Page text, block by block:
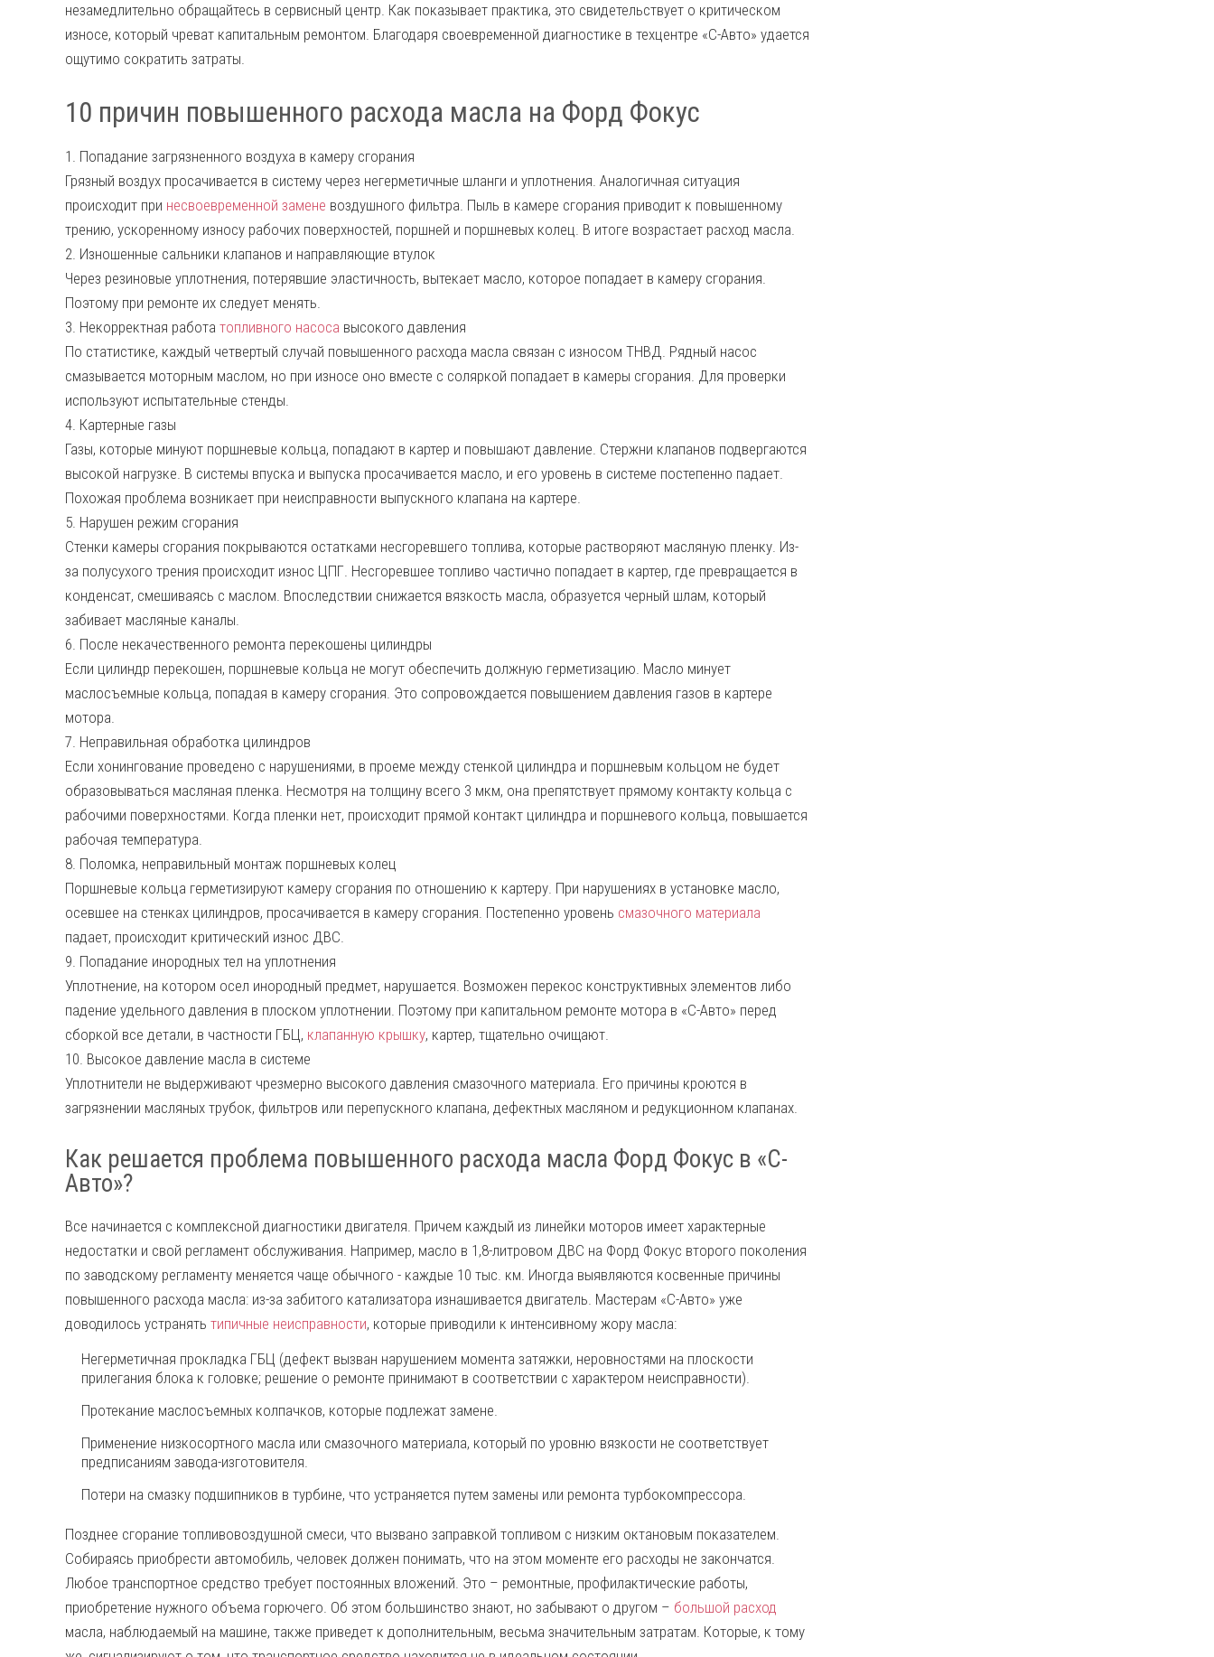
незамедлительно обращайтесь в сервисный центр. Как показывает практика, это свидетельствует о критическом
износе, который чреват капитальным ремонтом. Благодаря своевременной диагностике в техцентре «С-Авто» удается
ощутимо сократить затраты.
10 причин повышенного расхода масла на Форд Фокус
1. Попадание загрязненного воздуха в камеру сгорания
Грязный воздух просачивается в систему через негерметичные шланги и уплотнения. Аналогичная ситуация
происходит при несвоевременной замене воздушного фильтра. Пыль в камере сгорания приводит к повышенному
трению, ускоренному износу рабочих поверхностей, поршней и поршневых колец. В итоге возрастает расход масла.
2. Изношенные сальники клапанов и направляющие втулок
Через резиновые уплотнения, потерявшие эластичность, вытекает масло, которое попадает в камеру сгорания.
Поэтому при ремонте их следует менять.
3. Некорректная работа топливного насоса высокого давления
По статистике, каждый четвертый случай повышенного расхода масла связан с износом ТНВД. Рядный насос
смазывается моторным маслом, но при износе оно вместе с соляркой попадает в камеры сгорания. Для проверки
используют испытательные стенды.
4. Картерные газы
Газы, которые минуют поршневые кольца, попадают в картер и повышают давление. Стержни клапанов подвергаются
высокой нагрузке. В системы впуска и выпуска просачивается масло, и его уровень в системе постепенно падает.
Похожая проблема возникает при неисправности выпускного клапана на картере.
5. Нарушен режим сгорания
Стенки камеры сгорания покрываются остатками несгоревшего топлива, которые растворяют масляную пленку. Из-
за полусухого трения происходит износ ЦПГ. Несгоревшее топливо частично попадает в картер, где превращается в
конденсат, смешиваясь с маслом. Впоследствии снижается вязкость масла, образуется черный шлам, который
забивает масляные каналы.
6. После некачественного ремонта перекошены цилиндры
Если цилиндр перекошен, поршневые кольца не могут обеспечить должную герметизацию. Масло минует
маслосъемные кольца, попадая в камеру сгорания. Это сопровождается повышением давления газов в картере
мотора.
7. Неправильная обработка цилиндров
Если хонингование проведено с нарушениями, в проеме между стенкой цилиндра и поршневым кольцом не будет
образовываться масляная пленка. Несмотря на толщину всего 3 мкм, она препятствует прямому контакту кольца с
рабочими поверхностями. Когда пленки нет, происходит прямой контакт цилиндра и поршневого кольца, повышается
рабочая температура.
8. Поломка, неправильный монтаж поршневых колец
Поршневые кольца герметизируют камеру сгорания по отношению к картеру. При нарушениях в установке масло,
осевшее на стенках цилиндров, просачивается в камеру сгорания. Постепенно уровень смазочного материала
падает, происходит критический износ ДВС.
9. Попадание инородных тел на уплотнения
Уплотнение, на котором осел инородный предмет, нарушается. Возможен перекос конструктивных элементов либо
падение удельного давления в плоском уплотнении. Поэтому при капитальном ремонте мотора в «С-Авто» перед
сборкой все детали, в частности ГБЦ, клапанную крышку, картер, тщательно очищают.
10. Высокое давление масла в системе
Уплотнители не выдерживают чрезмерно высокого давления смазочного материала. Его причины кроются в
загрязнении масляных трубок, фильтров или перепускного клапана, дефектных масляном и редукционном клапанах.
Как решается проблема повышенного расхода масла Форд Фокус в «С-
Авто»?
Все начинается с комплексной диагностики двигателя. Причем каждый из линейки моторов имеет характерные
недостатки и свой регламент обслуживания. Например, масло в 1,8-литровом ДВС на Форд Фокус второго поколения
по заводскому регламенту меняется чаще обычного - каждые 10 тыс. км. Иногда выявляются косвенные причины
повышенного расхода масла: из-за забитого катализатора изнашивается двигатель. Мастерам «С-Авто» уже
доводилось устранять типичные неисправности, которые приводили к интенсивному жору масла:
Негерметичная прокладка ГБЦ (дефект вызван нарушением момента затяжки, неровностями на плоскости
прилегания блока к головке; решение о ремонте принимают в соответствии с характером неисправности).
Протекание маслосъемных колпачков, которые подлежат замене.
Применение низкосортного масла или смазочного материала, который по уровню вязкости не соответствует
предписаниям завода-изготовителя.
Потери на смазку подшипников в турбине, что устраняется путем замены или ремонта турбокомпрессора.
Позднее сгорание топливовоздушной смеси, что вызвано заправкой топливом с низким октановым показателем.
Собираясь приобрести автомобиль, человек должен понимать, что на этом моменте его расходы не закончатся.
Любое транспортное средство требует постоянных вложений. Это – ремонтные, профилактические работы,
приобретение нужного объема горючего. Об этом большинство знают, но забывают о другом – большой расход
масла, наблюдаемый на машине, также приведет к дополнительным, весьма значительным затратам. Которые, к тому